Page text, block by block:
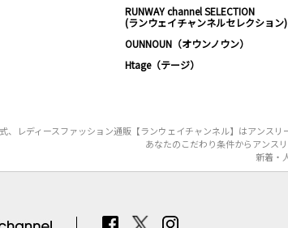
RUNWAY channel SELECTION
(ランウェイチャンネルセレクション)
OUNNOUN（オウンノウン）
Htage（テージ）
、レディースファッション通販【ランウェイチャンネル】はアンス
あなたのこだわり条件からアンス
新着・